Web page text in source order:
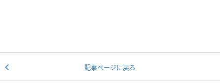
記事ページに戻る